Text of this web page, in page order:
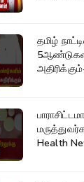
தமிழ்
Health